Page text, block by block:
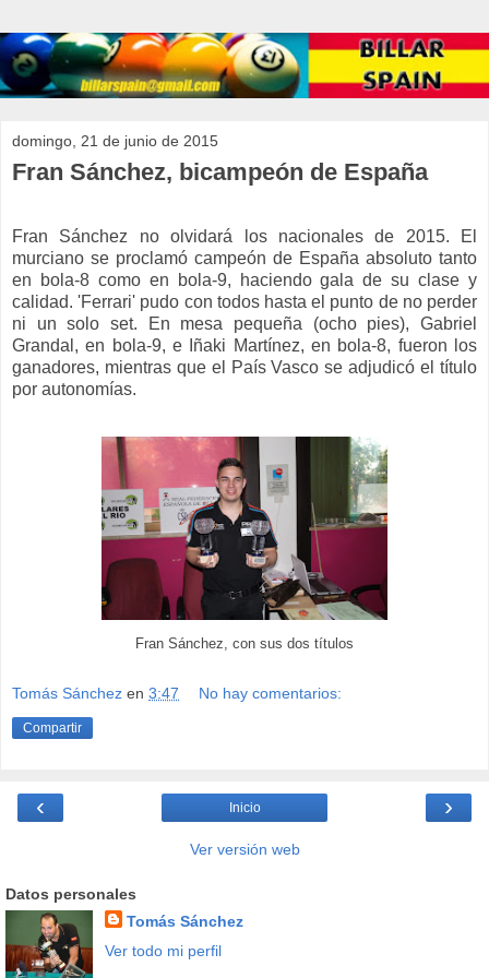
domingo, 21 de junio de 2015
Fran Sánchez, bicampeón de España
Fran Sánchez no olvidará los nacionales de 2015. El
murciano se proclamó campeón de España absoluto tanto
en bola-8 como en bola-9, haciendo gala de su clase y
calidad. 'Ferrari' pudo con todos hasta el punto de no perder
ni un solo set. En mesa pequeña (ocho pies), Gabriel
Grandal, en bola-9, e Iñaki Martínez, en bola-8, fueron los
ganadores, mientras que el País Vasco se adjudicó el título
por autonomías.
Fran Sánchez, con sus dos títulos
Tomás Sánchez en 3:47 No hay comentarios:
Compartir
‹ ›
Inicio
Ver versión web
Datos personales
Tomás Sánchez
Ver todo mi perfil